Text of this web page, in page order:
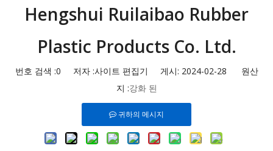
Hengshui Ruilaibao Rubber
Plastic Products Co. Ltd.
번호 검색 :0 저자 :사이트 편집기 게시: 2024-02-28 원산
지 :강화 된
귀하의 메시지